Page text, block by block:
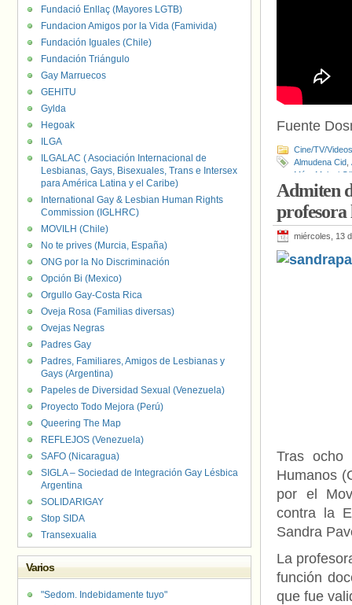
Fuente
Cine/TV/Videos
Almudena Cid
Más
Melani
Admiten
profesora
miércoles, 13
Tras ocho
Humanos
por el
contra la
Sandra
La
función
que fue
Fundació Enllaç (Mayores LGTB)
Fundacion Amigos por la Vida (Famivida)
Fundación Iguales (Chile)
Fundación Triángulo
Gay Marruecos
GEHITU
Gylda
Hegoak
ILGA
ILGALAC ( Asociación Internacional de
Lesbianas, Gays, Bisexuales, Trans e Intersex
para América Latina y el Caribe)
International Gay & Lesbian Human Rights
Commission (IGLHRC)
MOVILH (Chile)
No te prives (Murcia, España)
ONG por la No Discriminación
Opción Bi (Mexico)
Orgullo Gay-Costa Rica
Oveja Rosa (Familias diversas)
Ovejas Negras
Padres Gay
Padres, Familiares, Amigos de Lesbianas y
Gays (Argentina)
Papeles de Diversidad Sexual (Venezuela)
Proyecto Todo Mejora (Perú)
Queering The Map
REFLEJOS (Venezuela)
SAFO (Nicaragua)
SIGLA – Sociedad de Integración Gay Lésbica
Argentina
SOLIDARIGAY
Stop SIDA
Transexualia
Varios
"Sedom. Indebidamente tuyo"